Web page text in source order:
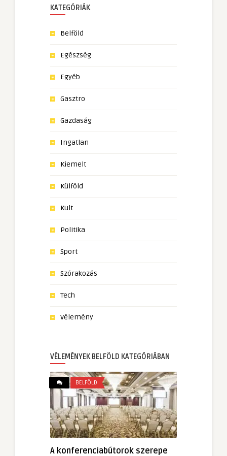
KATEGÓRIÁK
Belföld
Egészség
Egyéb
Gasztro
Gazdaság
Ingatlan
Kiemelt
Külföld
Kult
Politika
Sport
Szórakozás
Tech
Vélemény
VÉLEMÉNYEK BELFÖLD KATEGÓRIÁBAN
BELFÖLD
A konferenciabútorok szerepe